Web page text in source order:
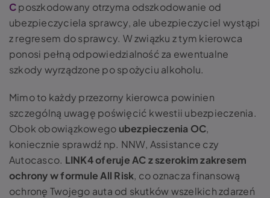
Cposzkodowany otrzyma odszkodowanie od
ubezpieczyciela sprawcy, ale ubezpieczyciel wystąpi
z regresem do sprawcy. W związku z tym kierowca
ponosi pełną odpowiedzialność za ewentualne
szkody wyrządzone po spożyciu alkoholu.
Mimo to każdy przezorny kierowca powinien
szczególną uwagę poświęcić kwestii ubezpieczenia.
Obok obowiązkowego ubezpieczenia OC,
koniecznie sprawdź np. NNW, Assistance czy
Autocasco. LINK4 oferuje AC z szerokim zakresem
ochrony w formule All Risk, co oznacza finansową
ochronę Twojego auta od skutków wszelkich zdarzeń